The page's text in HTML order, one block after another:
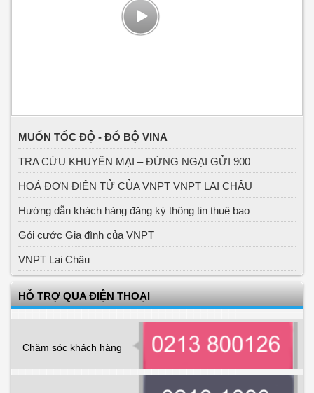
MUỐN TỐC ĐỘ - ĐỔ BỘ VINA
TRA CỨU KHUYẾN MẠI – ĐỪNG NGẠI GỬI 900
HOÁ ĐƠN ĐIỆN TỬ CỦA VNPT VNPT LAI CHÂU
Hướng dẫn khách hàng đăng ký thông tin thuê bao
Gói cước Gia đình của VNPT
VNPT Lai Châu
HỖ TRỢ QUA ĐIỆN THOẠI
Chăm sóc khách hàng